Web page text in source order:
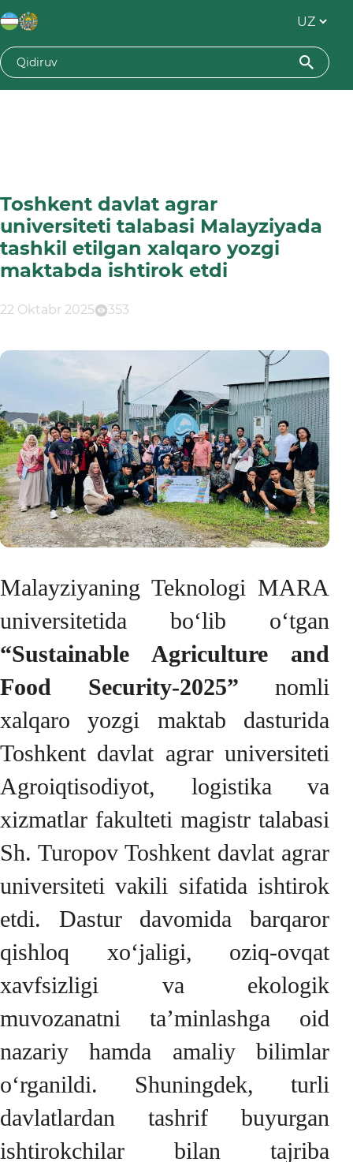
Toshkent davlat agrar
universiteti talabasi Malayziyada
tashkil etilgan xalqaro yozgi
maktabda ishtirok etdi
22 Oktabr 2025 353
Malayziyaning Teknologi MARA
universitetida bo‘lib o‘tgan
“Sustainable Agriculture and
Food Security-2025” nomli
xalqaro yozgi maktab dasturida
Toshkent davlat agrar universiteti
Agroiqtisodiyot, logistika va
xizmatlar fakulteti magistr talabasi
Sh. Turopov Toshkent davlat agrar
universiteti vakili sifatida ishtirok
etdi. Dastur davomida barqaror
qishloq xo‘jaligi, oziq-ovqat
xavfsizligi va ekologik
muvozanatni ta’minlashga oid
nazariy hamda amaliy bilimlar
o‘rganildi. Shuningdek, turli
davlatlardan tashrif buyurgan
ishtirokchilar bilan tajriba